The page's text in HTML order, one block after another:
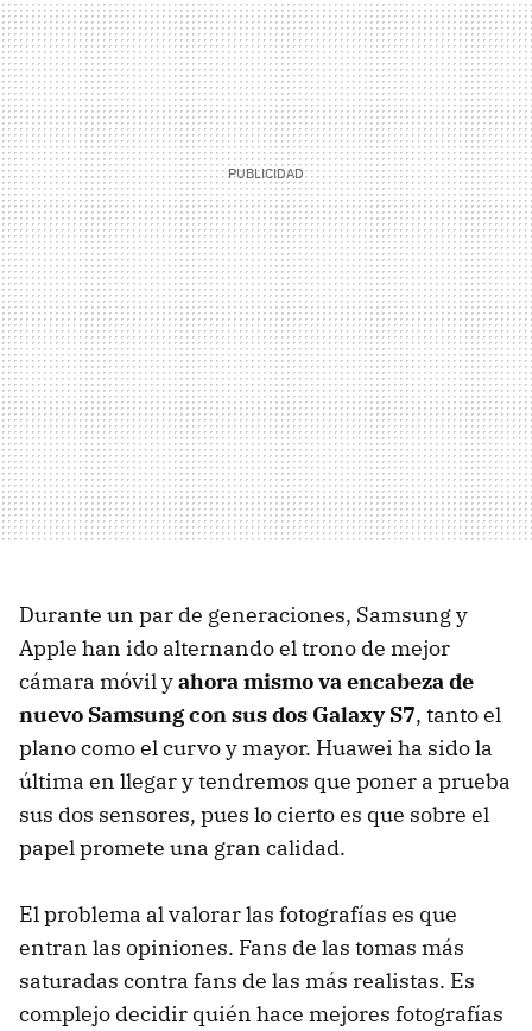
Durante un par de generaciones, Samsung y
Apple han ido alternando el trono de mejor
cámara móvil yahora mismo va encabeza de
nuevo Samsung con sus dos Galaxy S7, tanto el
plano como el curvo y mayor. Huawei ha sido la
última en llegar y tendremos que poner a prueba
sus dos sensores, pues lo cierto es que sobre el
papel promete una gran calidad.
El problema al valorar las fotografías es que
entran las opiniones. Fans de las tomas más
saturadas contra fans de las más realistas. Es
complejo decidir quién hace mejores fotografías